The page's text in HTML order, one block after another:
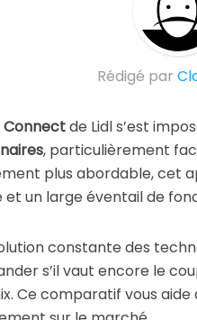
Rédigé par
Connectde Lidl s’est
, particulièrement
plus abordable, cet
et un large éventail de
constante des
s’il vaut encore le
Ce comparatif vous